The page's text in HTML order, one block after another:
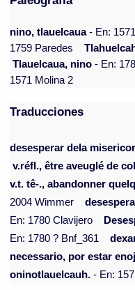
nino, tlauelcaua- En:
1759 Paredes
Tlauelcaua, nino - En:
1571 Molina 2
Traducciones
desesperar dela
v.réfl., être aveuglé de
v.t. tê-., abandonner
2004 Wimmer
En: 1780 Clavijero
En: 1780 ? Bnf_361
necessario, por estar
oninotlauelcauh. - En: